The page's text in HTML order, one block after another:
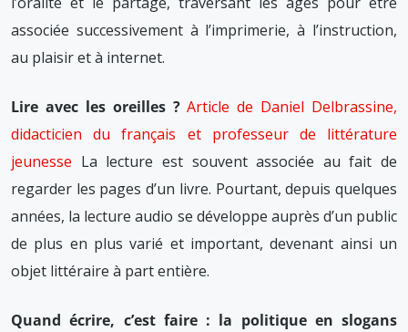
associée successivement à l’imprimerie, à l’instruction,
au plaisir et à internet.
Lire avec les oreilles ? Article de Daniel Delbrassine,
didacticien du français et professeur de littérature
jeunesse La lecture est souvent associée au fait de
regarder les pages d’un livre. Pourtant, depuis quelques
années, la lecture audio se développe auprès d’un public
de plus en plus varié et important, devenant ainsi un
objet littéraire à part entière.
Quand écrire, c’est faire : la politique en slogans